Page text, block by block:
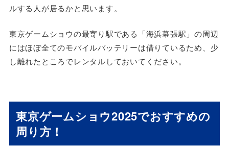
ルする人が居るかと思います。
東京ゲームショウの最寄り駅である「海浜幕張駅」の周辺
にはほぼ全てのモバイルバッテリーは借りているため、少
し離れたところでレンタルしておいてください。
東京ゲームショウ2025でおすすめの
周り方！